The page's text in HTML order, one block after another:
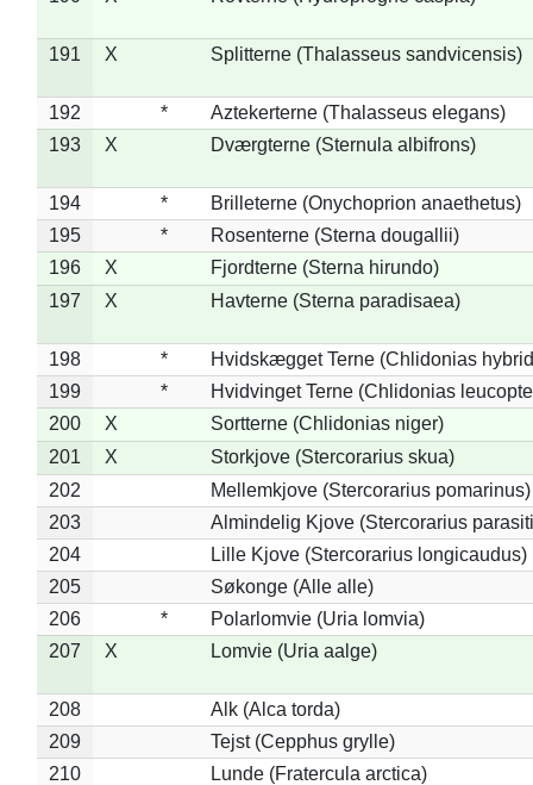
191 X Splitterne (Thalasseus sandvicensis)
192 *
Aztekerterne (Thalasseus elegans)
193
X Dværgterne (Sternula albifrons)
194 *
Brilleterne (Onychoprion anaethetus)
195
*
Rosenterne (Sterna dougallii)
196
X
Fjordterne (Sterna hirundo)
197
X Havterne (Sterna paradisaea)
198 *
Hvidskægget Terne (Chlidonias
199
*
Hvidvinget Terne (Chlidonias
200
X
Sortterne (Chlidonias niger)
201
X
Storkjove (Stercorarius skua)
202
Mellemkjove (Stercorarius pomarinus)
203
Almindelig Kjove (Stercorarius
204
Lille Kjove (Stercorarius longicaudus)
205
Søkonge (Alle alle)
206
*
Polarlomvie (Uria lomvia)
207
X Lomvie (Uria aalge)
208
Alk (Alca torda)
209
Tejst (Cepphus grylle)
210
Lunde (Fratercula arctica)